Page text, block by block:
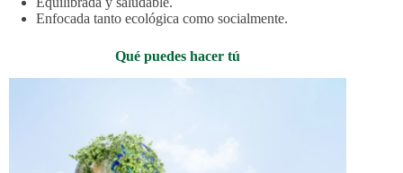
Enfocada tanto ecológica como socialmente.
Qué puedes hacer tú